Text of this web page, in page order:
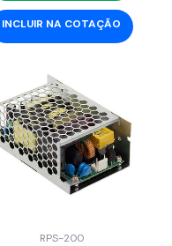
INCLUIR NA COTAÇÃO
RPS-200